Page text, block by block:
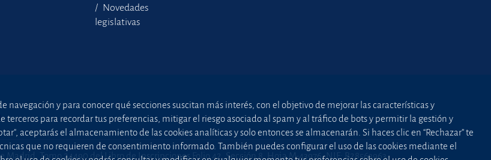
Novedades
legislativas
Tomo 24490 del Libro de Inscripciones Folio 42, Sección 8, Hoja M-43976. NIF: B28563963
y para conocer qué secciones suscitan más interés, con el objetivo de mejorar las características y
para recordar tus preferencias, mitigar el riesgo asociado al spam y al tráfico de bots y permitir la gestión y
aceptarás el almacenamiento de las cookies analíticas y solo entonces se almacenarán. Si haces clic en “Rechazar” te
que no requieren de consentimiento informado. También puedes configurar el uso de las cookies mediante el